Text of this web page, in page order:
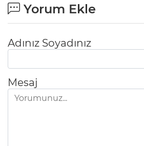
Yorum Ekle
Adınız Soyadınız
Mesaj